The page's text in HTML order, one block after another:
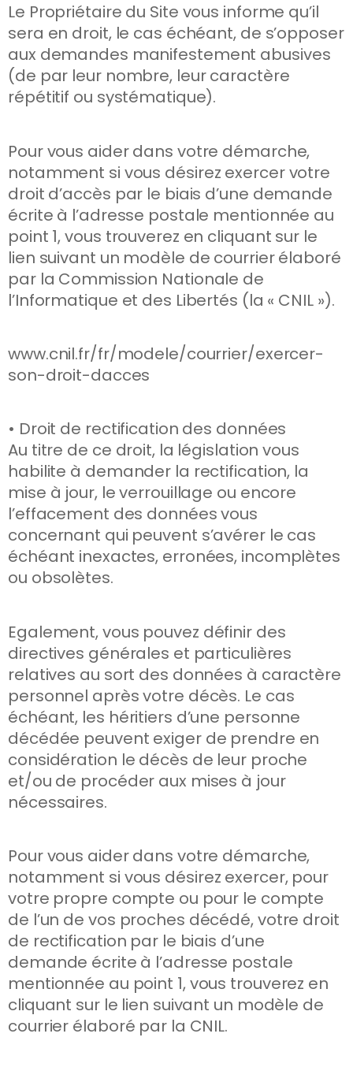
Le Propriétaire du Site vous informe qu’il
sera en droit, le cas échéant, de s’opposer
aux demandes manifestement abusives
(de par leur nombre, leur caractère
répétitif ou systématique).
Pour vous aider dans votre démarche,
notamment si vous désirez exercer votre
droit d’accès par le biais d’une demande
écrite à l’adresse postale mentionnée au
point 1, vous trouverez en cliquant sur le
lien suivant un modèle de courrier élaboré
par la Commission Nationale de
l’Informatique et des Libertés (la « CNIL »).
www.cnil.fr/fr/modele/courrier/exercer-
son-droit-dacces
• Droit de rectification des données
Au titre de ce droit, la législation vous
habilite à demander la rectification, la
mise à jour, le verrouillage ou encore
l’effacement des données vous
concernant qui peuvent s’avérer le cas
échéant inexactes, erronées, incomplètes
ou obsolètes.
Egalement, vous pouvez définir des
directives générales et particulières
relatives au sort des données à caractère
personnel après votre décès. Le cas
échéant, les héritiers d’une personne
décédée peuvent exiger de prendre en
considération le décès de leur proche
et/ou de procéder aux mises à jour
nécessaires.
Pour vous aider dans votre démarche,
notamment si vous désirez exercer, pour
votre propre compte ou pour le compte
de l’un de vos proches décédé, votre droit
de rectification par le biais d’une
demande écrite à l’adresse postale
mentionnée au point 1, vous trouverez en
cliquant sur le lien suivant un modèle de
courrier élaboré par la CNIL.